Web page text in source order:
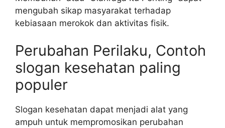
mengubah sikap masyarakat terhadap
kebiasaan merokok dan aktivitas fisik.
Perubahan Perilaku, Contoh
slogan kesehatan paling
populer
Slogan kesehatan dapat menjadi alat yang
ampuh untuk mempromosikan perubahan